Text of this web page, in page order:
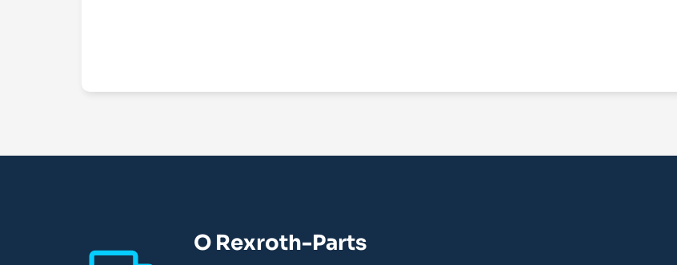
O Rexroth-Parts